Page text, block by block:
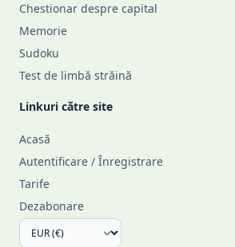
Chestionar despre capital
Memorie
Sudoku
Test de limbă străină
Linkuri către site
Acasă
Autentificare / Înregistrare
Tarife
Dezabonare